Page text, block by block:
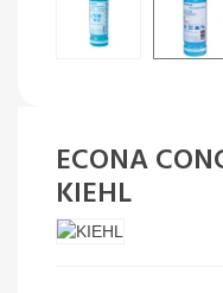
ECONA
KIEHL